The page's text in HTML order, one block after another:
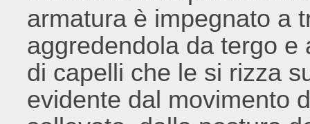
armatura è impegnato a
aggredendola da tergo e
di capelli che le si rizza
evidente dal movimento